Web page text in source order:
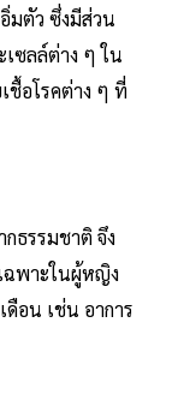
มตัว ซึ่งมีส่วน
ซลล์ต่าง ๆ ใน
ชื้อโรคต่าง ๆ ที่
ธรรมชาติ จึง
ฉพาะในผู้หญิง
ดือน เช่น อาการ